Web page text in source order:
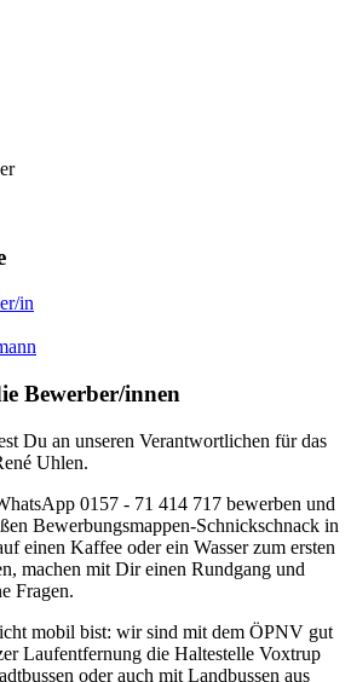
in
Bewerber/innen
Du an unseren Verantwortlichen für das
Uhlen.
0157 - 71 414 717 bewerben und
Bewerbungsmappen-Schnickschnack in
einen Kaffee oder ein Wasser zum ersten
machen mit Dir einen Rundgang und
Fragen.
mobil bist: wir sind mit dem ÖPNV gut
Laufentfernung die Haltestelle Voxtrup
oder auch mit Landbussen aus